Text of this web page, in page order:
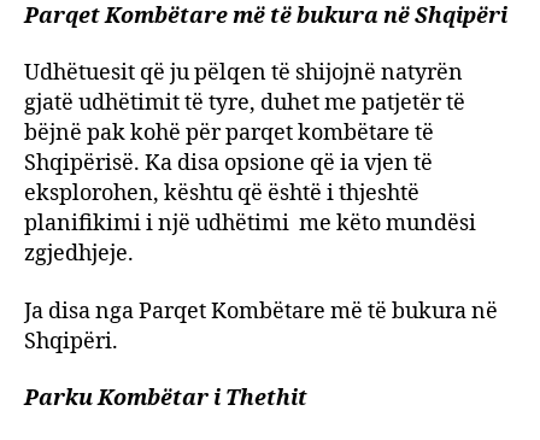
Parqet Kombëtare më të bukura në Shqipëri
Udhëtuesit që ju pëlqen të shijojnë natyrën
gjatë udhëtimit të tyre, duhet me patjetër të
bëjnë pak kohë për parqet kombëtare të
Shqipërisë. Ka disa opsione që ia vjen të
eksplorohen, kështu që është i thjeshtë
planifikimi i një udhëtimi me këto mundësi
zgjedhjeje.
Ja disa nga Parqet Kombëtare më të bukura në
Shqipëri.
Parku Kombëtar i Thethit